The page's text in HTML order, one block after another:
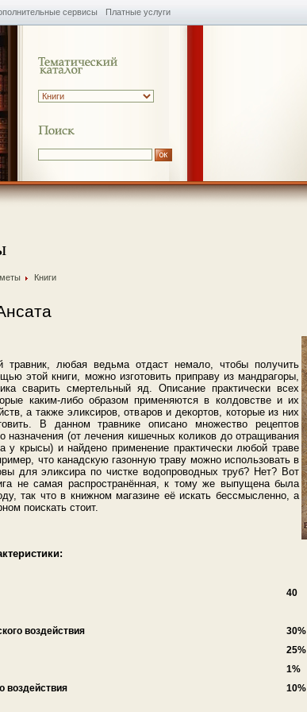
сервисы Платные услуги
Книги
травник, любая ведьма отдаст немало, чтобы получить
этой книги, можно изготовить приправу из мандрагоры,
сварить смертельный яд. Описание практически всех
каким-либо образом применяются в колдовстве и их
а также эликсиров, отваров и декортов, которые из них
В данном травнике описано множество рецептов
назначения (от лечения кишечных коликов до отращивания
у крысы) и найдено применение практически любой траве
что канадскую газонную траву можно использовать в
для эликсира по чистке водопроводных труб? Нет? Вот
не самая распространённая, к тому же выпущена была
так что в книжном магазине её искать бессмысленно, а
поискать стоит.
40
воздействия
30%
25%
1%
воздействия
10%